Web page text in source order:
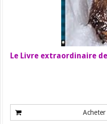
Le Livre extraordinaire